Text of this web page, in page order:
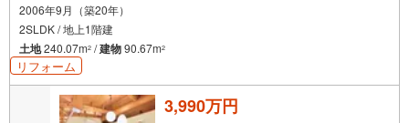
2006年9月（築20年）
2SLDK / 地上1階建
土地240.07m2 /建物90.67m2
リフォーム
3,990万円